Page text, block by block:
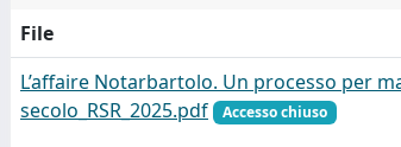
File
L’affaire Notarbartolo. Un processo per
secolo_RSR_2025.pdf
Accesso chiuso